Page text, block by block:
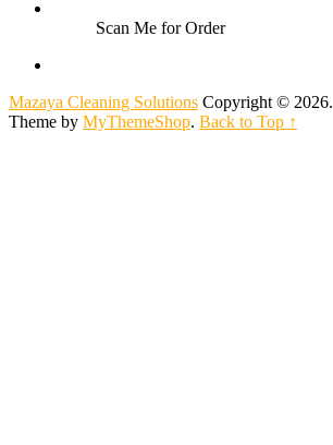
Scan Me for Order
Mazaya Cleaning Solutions Copyright © 2026.
Theme by MyThemeShop. Back to Top ↑